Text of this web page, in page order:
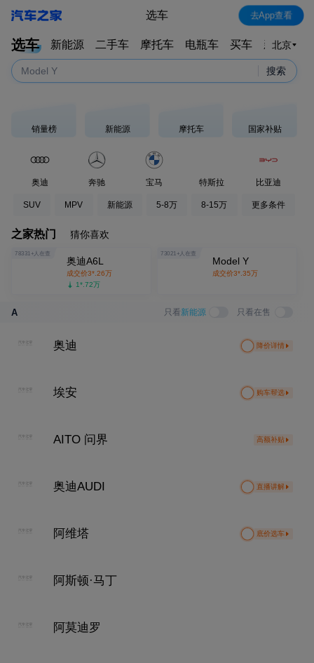
选车 去App查看
选车 新能源 二手车 摩托车 电瓶车 买车 新车特卖
北京
星愿
奔驰E级
Model Y
搜索
销量榜 新能源 摩托车 国家补贴
奥迪 奔驰 宝马 特斯拉 比亚迪
SUV MPV 新能源 5-8万 8-15万 更多条件
之家热门 猜你喜欢
78331 +人在查
奥迪A6L
成交价2*.65万
1*.84万
73021 +人在查
Model Y
成交价2*.35万
3*.35万
只看新能源 只看在售
A
奥迪 降价详情
埃安 购车帮选
AITO 问界 高额补贴
奥迪AUDI 直播讲解
阿维塔 底价选车
阿斯顿·马丁
阿莫迪罗